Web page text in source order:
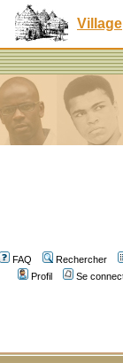
Village
FAQ
Rechercher
Profil
Se